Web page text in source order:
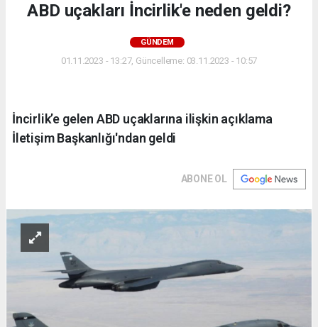
ABD uçakları İncirlik'e neden geldi?
GÜNDEM
01.11.2023 - 13:27, Güncelleme: 03.11.2023 - 10:57
İncirlik’e gelen ABD uçaklarına ilişkin açıklama
İletişim Başkanlığı'ndan geldi
ABONE OL